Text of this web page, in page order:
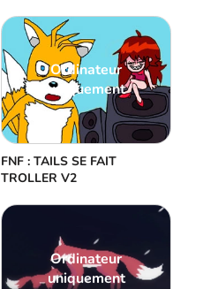
Ordinateur
uniquement
FNF : TAILS SE FAIT
TROLLER V2
Ordinateur
uniquement